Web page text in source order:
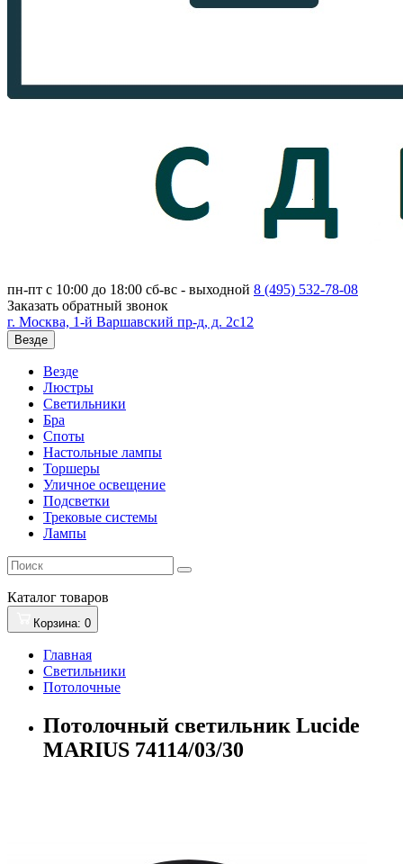
пн-пт с 10:00 до 18:00 сб-вс - выходной 8 (495) 532-78-08
Заказать обратный звонок
г. Москва, 1-й Варшавский пр-д, д. 2с12
Везде
Везде
Люстры
Светильники
Бра
Споты
Настольные лампы
Торшеры
Уличное освещение
Подсветки
Трековые системы
Лампы
Каталог товаров
Корзина: 0
Главная
Светильники
Потолочные
Потолочный светильник Lucide
MARIUS 74114/03/30